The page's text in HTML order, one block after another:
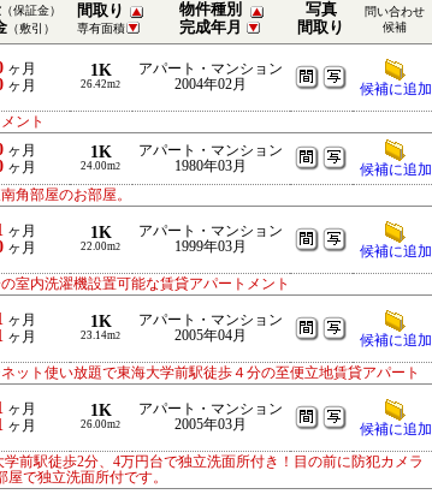
（保証金）
（敷引）
間取り
専有面積
物件種別
完成年月
写真
間取り
問い合わせ
候補
ヶ月
ヶ月
1K
26.42m2
アパート・マンション
2004年02月
候補に追加
ント
ヶ月
ヶ月
1K
24.00m2
アパート・マンション
1980年03月
候補に追加
角部屋のお部屋。
ヶ月
ヶ月
1K
22.00m2
アパート・マンション
1999年03月
候補に追加
室内洗濯機設置可能な賃貸アパートメント
ヶ月
ヶ月
1K
23.14m2
アパート・マンション
2005年04月
候補に追加
ト使い放題で東海大学前駅徒歩４分の至便立地賃貸アパート
ヶ月
ヶ月
1K
26.00m2
アパート・マンション
2005年03月
候補に追加
前駅徒歩2分、4万円台で独立洗面所付き！目の前に防犯カメラ
で独立洗面所付です。